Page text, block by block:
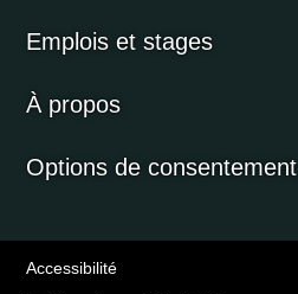
Emplois et stages
À propos
Options de consentement
Accessibilité